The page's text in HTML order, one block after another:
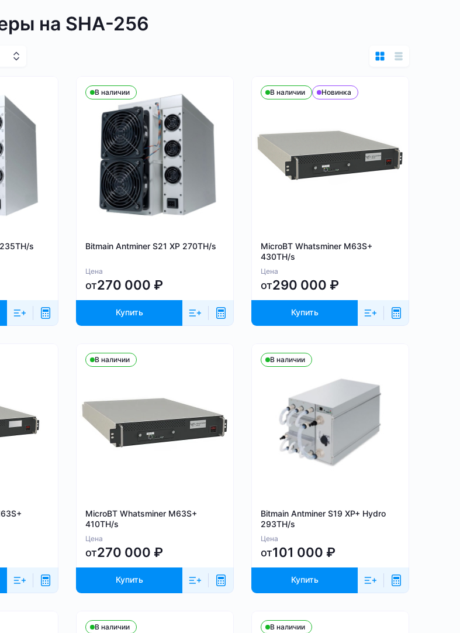
на SHA-256
s
В наличии
Bitmain Antminer S21 XP 270TH/s
Цена
от270 000 ₽
Купить
В наличии Новинка
MicroBT Whatsminer M63S+
430TH/s
Цена
от290 000 ₽
Купить
В наличии
MicroBT Whatsminer M63S+
410TH/s
Цена
от270 000 ₽
Купить
В наличии
Bitmain Antminer S19 XP+ Hydro
293TH/s
Цена
от101 000 ₽
Купить
В наличии В наличии